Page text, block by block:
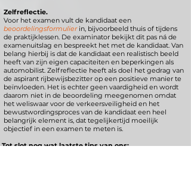
Zelfreflectie.
Voor het examen vult de kandidaat een
beoordelingsformulierin, bijvoorbeeld thuis of tijdens
de praktijklessen. De examinator bekijkt dit pas ná de
examenuitslag en bespreekt het met de kandidaat. Van
belang hierbij is dat de kandidaat een realistisch beeld
heeft van zijn eigen capaciteiten en beperkingen als
automobilist. Zelfreflectie heeft als doel het gedrag van
de aspirant rijbewijsbezitter op een positieve manier te
beïnvloeden. Het is echter geen vaardigheid en wordt
daarom niet in de beoordeling meegenomen omdat
het weliswaar voor de verkeersveiligheid en het
bewustwordingsproces van de kandidaat een heel
belangrijk element is, dat tegelijkertijd moeilijk
objectief in een examen te meten is.
Tot slot nog wat laatste tips van ons: